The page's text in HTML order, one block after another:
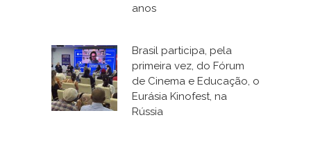
anos
Brasil participa, pela
primeira vez, do Fórum
de Cinema e Educação, o
Eurásia Kinofest, na
Rússia